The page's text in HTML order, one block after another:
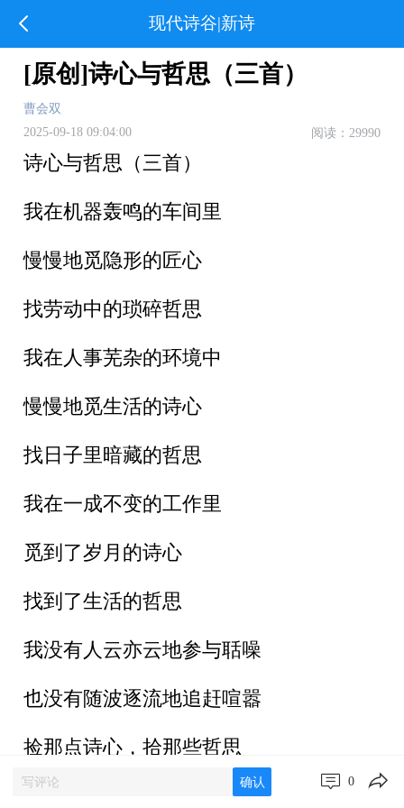
现代诗谷|新诗
[原创]诗心与哲思（三首）
曹会双
2025-09-18 09:04:00
阅读：29990
诗心与哲思（三首）
我在机器轰鸣的车间里
慢慢地觅隐形的匠心
找劳动中的琐碎哲思
我在人事芜杂的环境中
慢慢地觅生活的诗心
找日子里暗藏的哲思
我在一成不变的工作里
觅到了岁月的诗心
找到了生活的哲思
我没有人云亦云地参与聒噪
也没有随波逐流地追赶喧嚣
捡那点诗心，拾那些哲思
确认 0